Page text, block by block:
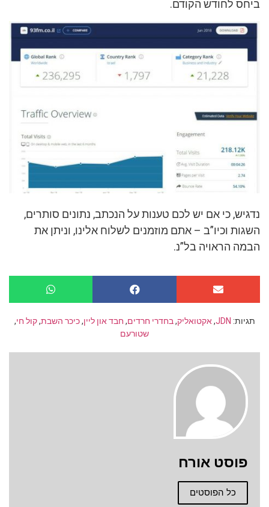
ביחס לחודש הקודם.
נדגיש, כי אם יש לכם טענות על הנכתב, נתונים סותרים,
השגות וכיו”ב – אתם מוזמנים לשלוח אלינו, וניתן את
הבמה הראויה בל”נ.
תגיות: JDN
, אקטואליק,בחדרי חרדים, חבד און ליין,כיכר השבת,קול חי,
שטורעם
פוסט אורח
כל הפוסטים